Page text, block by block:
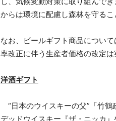
からは環境に配慮し森林を守る
なお、ビールギフト商品につい
率改正に伴う生産者価格の改定は
洋酒ギフト
“日本のウイスキーの父”「竹
デッドウイスキー『ザ・ニッカ